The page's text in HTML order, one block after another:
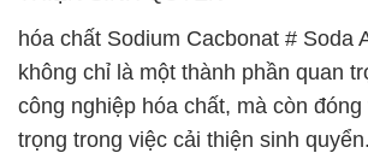
hóa chất Sodium Cacbonat # Soda
không chỉ là một thành phần quan
công nghiệp hóa chất, mà còn đóng
trọng trong việc cải thiện sinh